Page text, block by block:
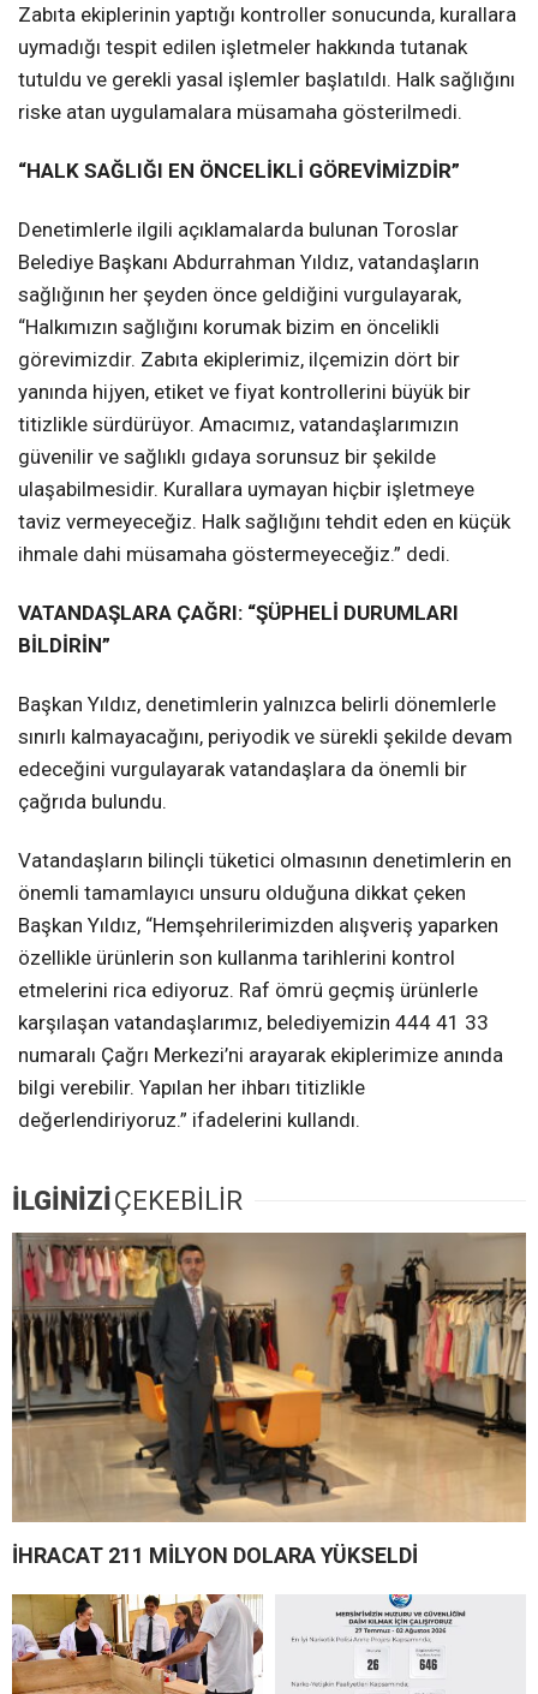
Zabıta ekiplerinin yaptığı kontroller sonucunda, kurallara
uymadığı tespit edilen işletmeler hakkında tutanak
tutuldu ve gerekli yasal işlemler başlatıldı. Halk sağlığını
riske atan uygulamalara müsamaha gösterilmedi.
“HALK SAĞLIĞI EN ÖNCELİKLİ GÖREVİMİZDİR”
Denetimlerle ilgili açıklamalarda bulunan Toroslar
Belediye Başkanı Abdurrahman Yıldız, vatandaşların
sağlığının her şeyden önce geldiğini vurgulayarak,
“Halkımızın sağlığını korumak bizim en öncelikli
görevimizdir. Zabıta ekiplerimiz, ilçemizin dört bir
yanında hijyen, etiket ve fiyat kontrollerini büyük bir
titizlikle sürdürüyor. Amacımız, vatandaşlarımızın
güvenilir ve sağlıklı gıdaya sorunsuz bir şekilde
ulaşabilmesidir. Kurallara uymayan hiçbir işletmeye
taviz vermeyeceğiz. Halk sağlığını tehdit eden en küçük
ihmale dahi müsamaha göstermeyeceğiz.” dedi.
VATANDAŞLARA ÇAĞRI: “ŞÜPHELİ DURUMLARI
BİLDİRİN”
Başkan Yıldız, denetimlerin yalnızca belirli dönemlerle
sınırlı kalmayacağını, periyodik ve sürekli şekilde devam
edeceğini vurgulayarak vatandaşlara da önemli bir
çağrıda bulundu.
Vatandaşların bilinçli tüketici olmasının denetimlerin en
önemli tamamlayıcı unsuru olduğuna dikkat çeken
Başkan Yıldız, “Hemşehrilerimizden alışveriş yaparken
özellikle ürünlerin son kullanma tarihlerini kontrol
etmelerini rica ediyoruz. Raf ömrü geçmiş ürünlerle
karşılaşan vatandaşlarımız, belediyemizin 444 41 33
numaralı Çağrı Merkezi’ni arayarak ekiplerimize anında
bilgi verebilir. Yapılan her ihbarı titizlikle
değerlendiriyoruz.” ifadelerini kullandı.
İLGİNİZİ ÇEKEBİLİR
İHRACAT 211 MİLYON DOLARA YÜKSELDİ